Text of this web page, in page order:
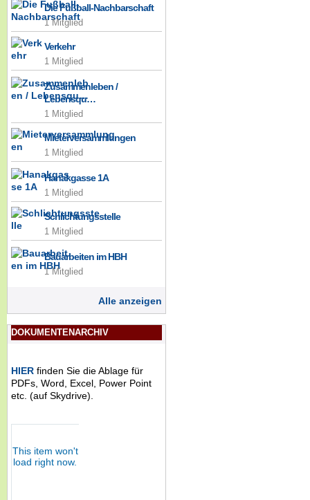
Die Fußball-Nachbarschaft
1 Mitglied
Verkehr
1 Mitglied
Zusammenleben /
Lebensqu…
1 Mitglied
Mieterversammlungen
1 Mitglied
Hanakgasse 1A
1 Mitglied
Schlichtungsstelle
1 Mitglied
Bauarbeiten im HBH
1 Mitglied
Alle anzeigen
DOKUMENTENARCHIV
HIER finden Sie die Ablage für
PDFs, Word, Excel, Power Point
etc. (auf Skydrive).